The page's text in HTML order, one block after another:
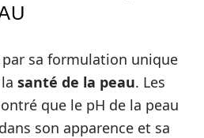
sa formulation unique
santé de la peau. Les
que le pH de la peau
son apparence et sa